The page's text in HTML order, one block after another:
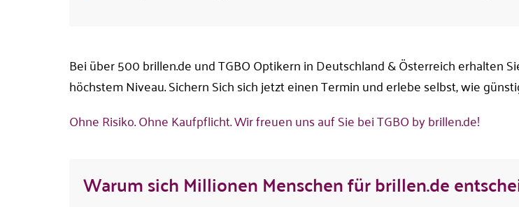
Bei über 500 brillen.de und TGBO Optikern in Deutschland & Österreich erhalten
höchstem Niveau. Sichern Sich sich jetzt einen Termin und erlebe selbst, wie
Ohne Risiko. Ohne Kaufpflicht. Wir freuen uns auf Sie bei TGBO by brillen.de!
Warum sich Millionen Menschen für brillen.de